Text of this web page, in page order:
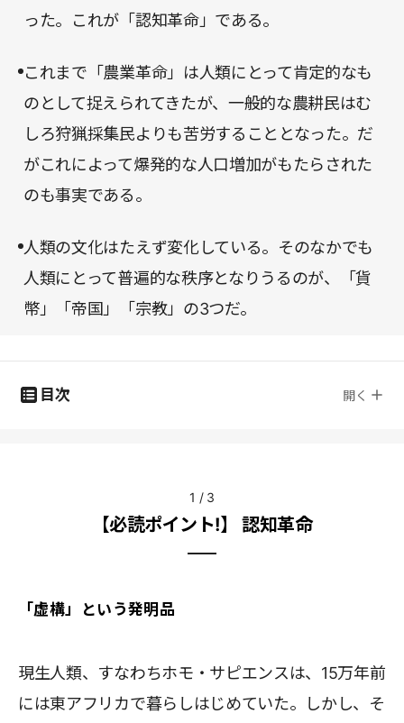
った。これが「認知革命」である。
これまで「農業革命」は人類にとって肯定的なも
のとして捉えられてきたが、一般的な農耕民はむ
しろ狩猟採集民よりも苦労することとなった。だ
がこれによって爆発的な人口増加がもたらされた
のも事実である。
人類の文化はたえず変化している。そのなかでも
人類にとって普遍的な秩序となりうるのが、「貨
幣」「帝国」「宗教」の3つだ。
目次 開く
1 / 3
【必読ポイント!】 認知革命
「虚構」という発明品
現生人類、すなわちホモ・サピエンスは、15万年前
には東アフリカで暮らしはじめていた。しかし、そ